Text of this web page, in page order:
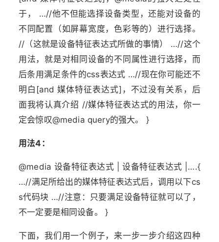
于， …//他不但能选择设备类型，还能对设备的
不同配置（如屏幕宽度，色彩等的）进行选择。
//（这就是设备特征表达式所做的事情） …//这个
用法，就是对相同设备的不同属性进行选择，而
后条用满足条件的css表达式 …//现在你可能还不
明白[and 媒体特征表达式]，不过没有关系，后
面我将认真介绍 //媒体特征表达式的用法，你一
定会惊叹@media query的强大。 }
用法4：
@media 设备特征表达式 | 设备特征表达式 |….{
…//满足所给出的媒体特征表达式后，调用以下cs
s代码块 …//注意：只要满足设备特征就可以了，
不一定要是相同设备。 }
下面，我们用一个例子，来一步一步介绍这四种